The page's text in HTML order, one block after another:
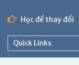
content
Học để thay đổi
Quick Links